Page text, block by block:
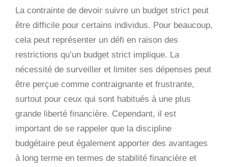
La contrainte de devoir suivre un budget strict peut
être difficile pour certains individus. Pour beaucoup,
cela peut représenter un défi en raison des
restrictions qu’un budget strict implique. La
nécessité de surveiller et limiter ses dépenses peut
être perçue comme contraignante et frustrante,
surtout pour ceux qui sont habitués à une plus
grande liberté financière. Cependant, il est
important de se rappeler que la discipline
budgétaire peut également apporter des avantages
à long terme en termes de stabilité financière et